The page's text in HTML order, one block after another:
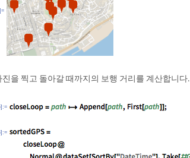
진을 찍고 돌아갈 때까지의 보행 거리를 계산합니다.